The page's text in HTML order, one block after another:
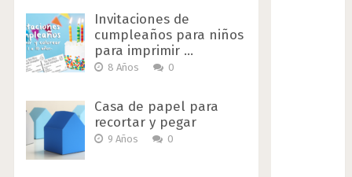
Invitaciones de
cumpleaños para niños
para imprimir …
8 Años 0
Casa de papel para
recortar y pegar
9 Años 0